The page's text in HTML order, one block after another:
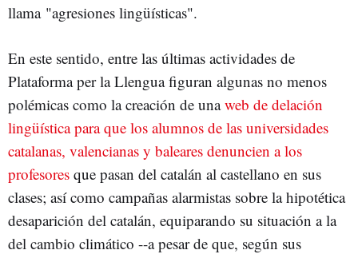
llama "agresiones lingüísticas".
En este sentido, entre las últimas actividades de
Plataforma per la Llengua figuran algunas no menos
polémicas como la creación de unaweb de delación
lingüística para que los alumnos de las universidades
catalanas, valencianas y baleares denuncien a los
profesores que pasan del catalán al castellano en sus
clases; así como campañas alarmistas sobre la hipotética
desaparición del catalán, equiparando su situación a la
del cambio climático --a pesar de que, según sus